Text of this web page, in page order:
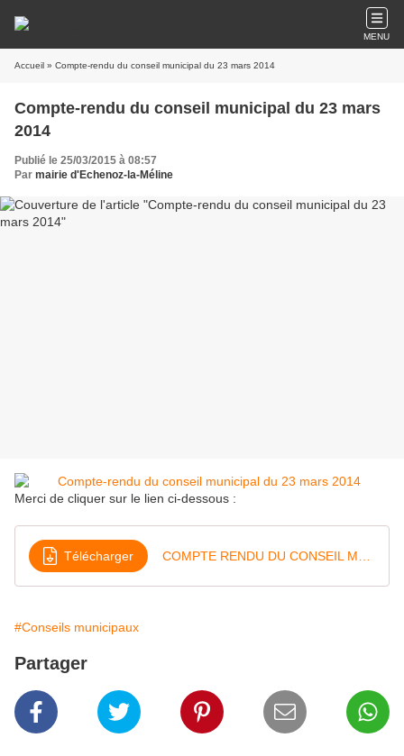
MENU
Accueil » Compte-rendu du conseil municipal du 23 mars 2014
Compte-rendu du conseil municipal du 23 mars
2014
Publié le 25/03/2015 à 08:57
Par mairie d'Echenoz-la-Méline
Merci de cliquer sur le lien ci-dessous :
Télécharger
#Conseils municipaux
Partager